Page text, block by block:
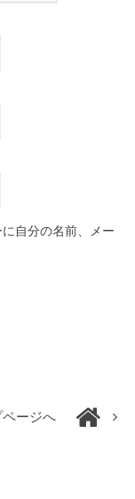
自分の名前、メー
ページへ